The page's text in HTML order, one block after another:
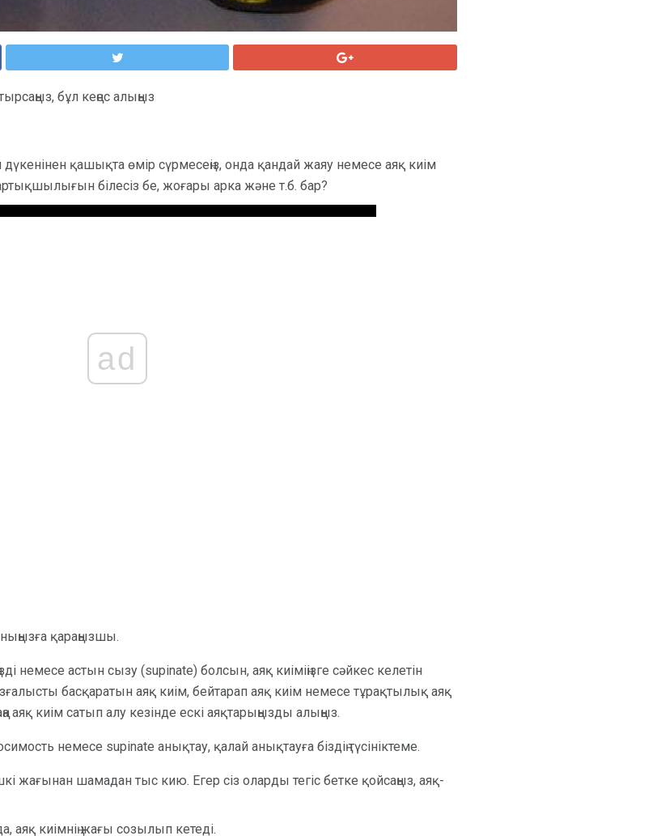
бұл кеңес алыңыз
қашықта өмір сүрмесеңіз, онда қандай жаяу немесе аяқ киім
артықшылығын білесіз бе, жоғары арка және т.б. бар?
ad
қараңызшы.
немесе астын сызу (supinate) болсын, аяқ киіміңізге сәйкес келетін
басқаратын аяқ киім, бейтарап аяқ киім немесе тұрақтылық аяқ
аяқ киім сатып алу кезінде ескі аяқтарыңызды алыңыз.
немесе supinate анықтау, қалай анықтауға біздің түсініктеме.
ішкі жағынан шамадан тыс кию. Егер сіз оларды тегіс бетке қойсаңыз, аяқ-
аяқ киімнің жағы созылып кетеді.